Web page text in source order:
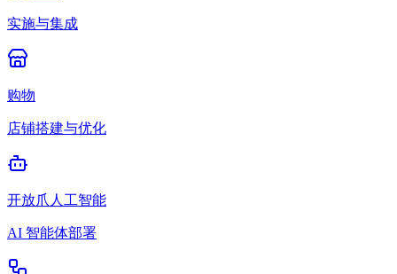
实施与集成
购物
店铺搭建与优化
开放爪人工智能
AI 智能体部署